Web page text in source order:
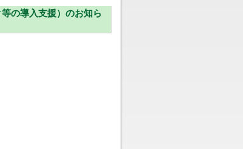
の導入支援）のお知ら